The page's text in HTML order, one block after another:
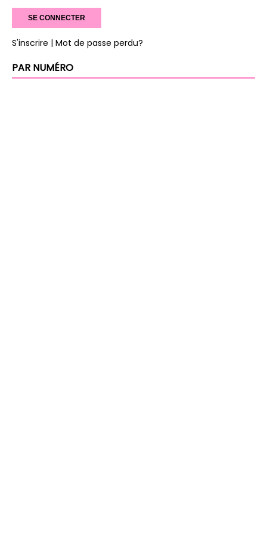
S'inscrire | Mot de passe perdu?
PAR NUMÉRO